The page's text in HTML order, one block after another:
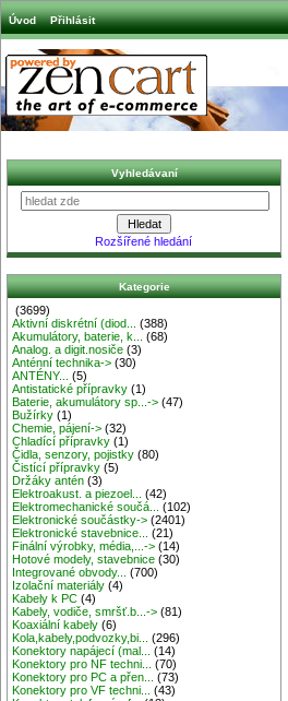
Úvod Přihlásit
Vyhledávaní
Rozšířené hledání
Kategorie
(3699)
Aktivní diskrétní (diod...
(388)
Akumulátory, baterie, k...
(68)
Analog. a digit.nosiče (3)
Anténní technika-> (30)
ANTÉNY...
(5)
Antistatické přípravky (1)
Baterie, akumulátory sp...-> (47)
Bužírky (1)
Chemie, pájení-> (32)
Chladící přípravky (1)
Čidla, senzory, pojistky (80)
Čistící přípravky (5)
Držáky antén (3)
Elektroakust. a piezoel...
(42)
Elektromechanické součá...
(102)
Elektronické součástky-> (2401)
Elektronické stavebnice...
(21)
Finální výrobky, média,...-> (14)
Hotové modely, stavebnice (30)
Integrované obvody...
(700)
Izolační materiály (4)
Kabely k PC (4)
Kabely, vodiče, smršť.b...-> (81)
Koaxiální kabely (6)
Kola,kabely,podvozky,bi...
(296)
Konektory napájecí (mal...
(14)
Konektory pro NF techni...
(70)
Konektory pro PC a přen...
(73)
Konektory pro VF techni...
(43)